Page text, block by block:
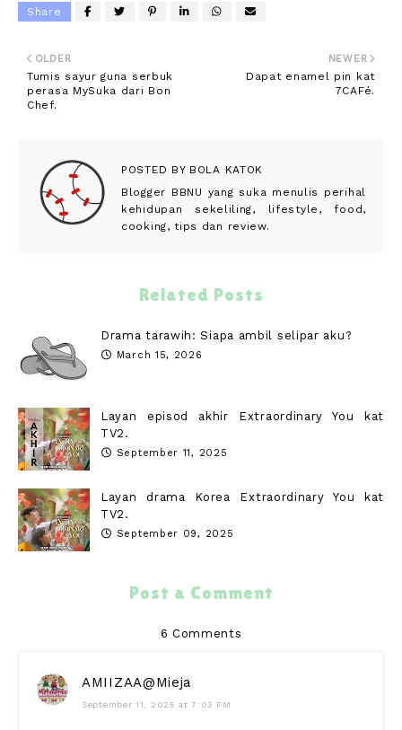
Share
NEWER
Dapat enamel pin kat
7CAFé.
OLDER
Tumis sayur guna serbuk
perasa MySuka dari Bon
Chef.
POSTED BYBOLA KATOK
Blogger BBNU yang suka menulis perihal
kehidupan sekeliling, lifestyle, food,
cooking, tips dan review.
Related Posts
Drama tarawih: Siapa ambil selipar aku?
March 15, 2026
Layan episod akhir Extraordinary You kat
TV2.
September 11, 2025
Layan drama Korea Extraordinary You kat
TV2.
September 09, 2025
Post a Comment
6 Comments
AMIIZAA@Mieja
September 11, 2025 at 7:03 PM